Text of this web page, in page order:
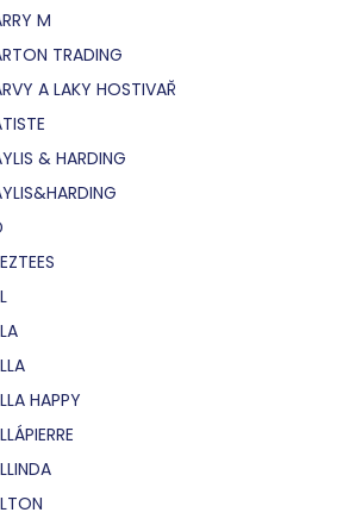
M
TRADING
A LAKY HOSTIVAŘ
& HARDING
HAPPY